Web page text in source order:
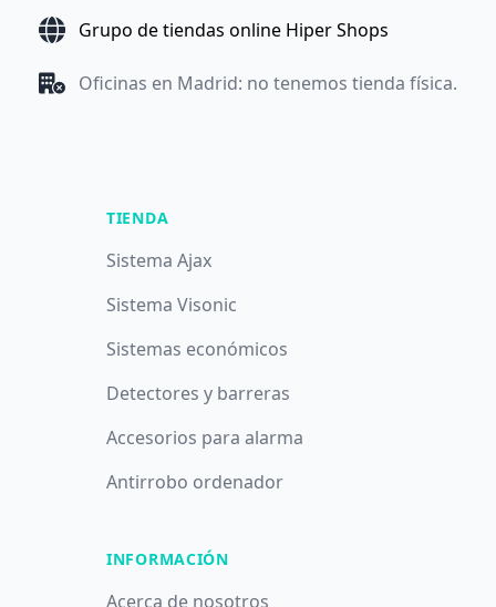
Grupo de tiendas online Hiper Shops
Oficinas en Madrid: no tenemos tienda física.
TIENDA
Sistema Ajax
Sistema Visonic
Sistemas económicos
Detectores y barreras
Accesorios para alarma
Antirrobo ordenador
INFORMACIÓN
Acerca de nosotros